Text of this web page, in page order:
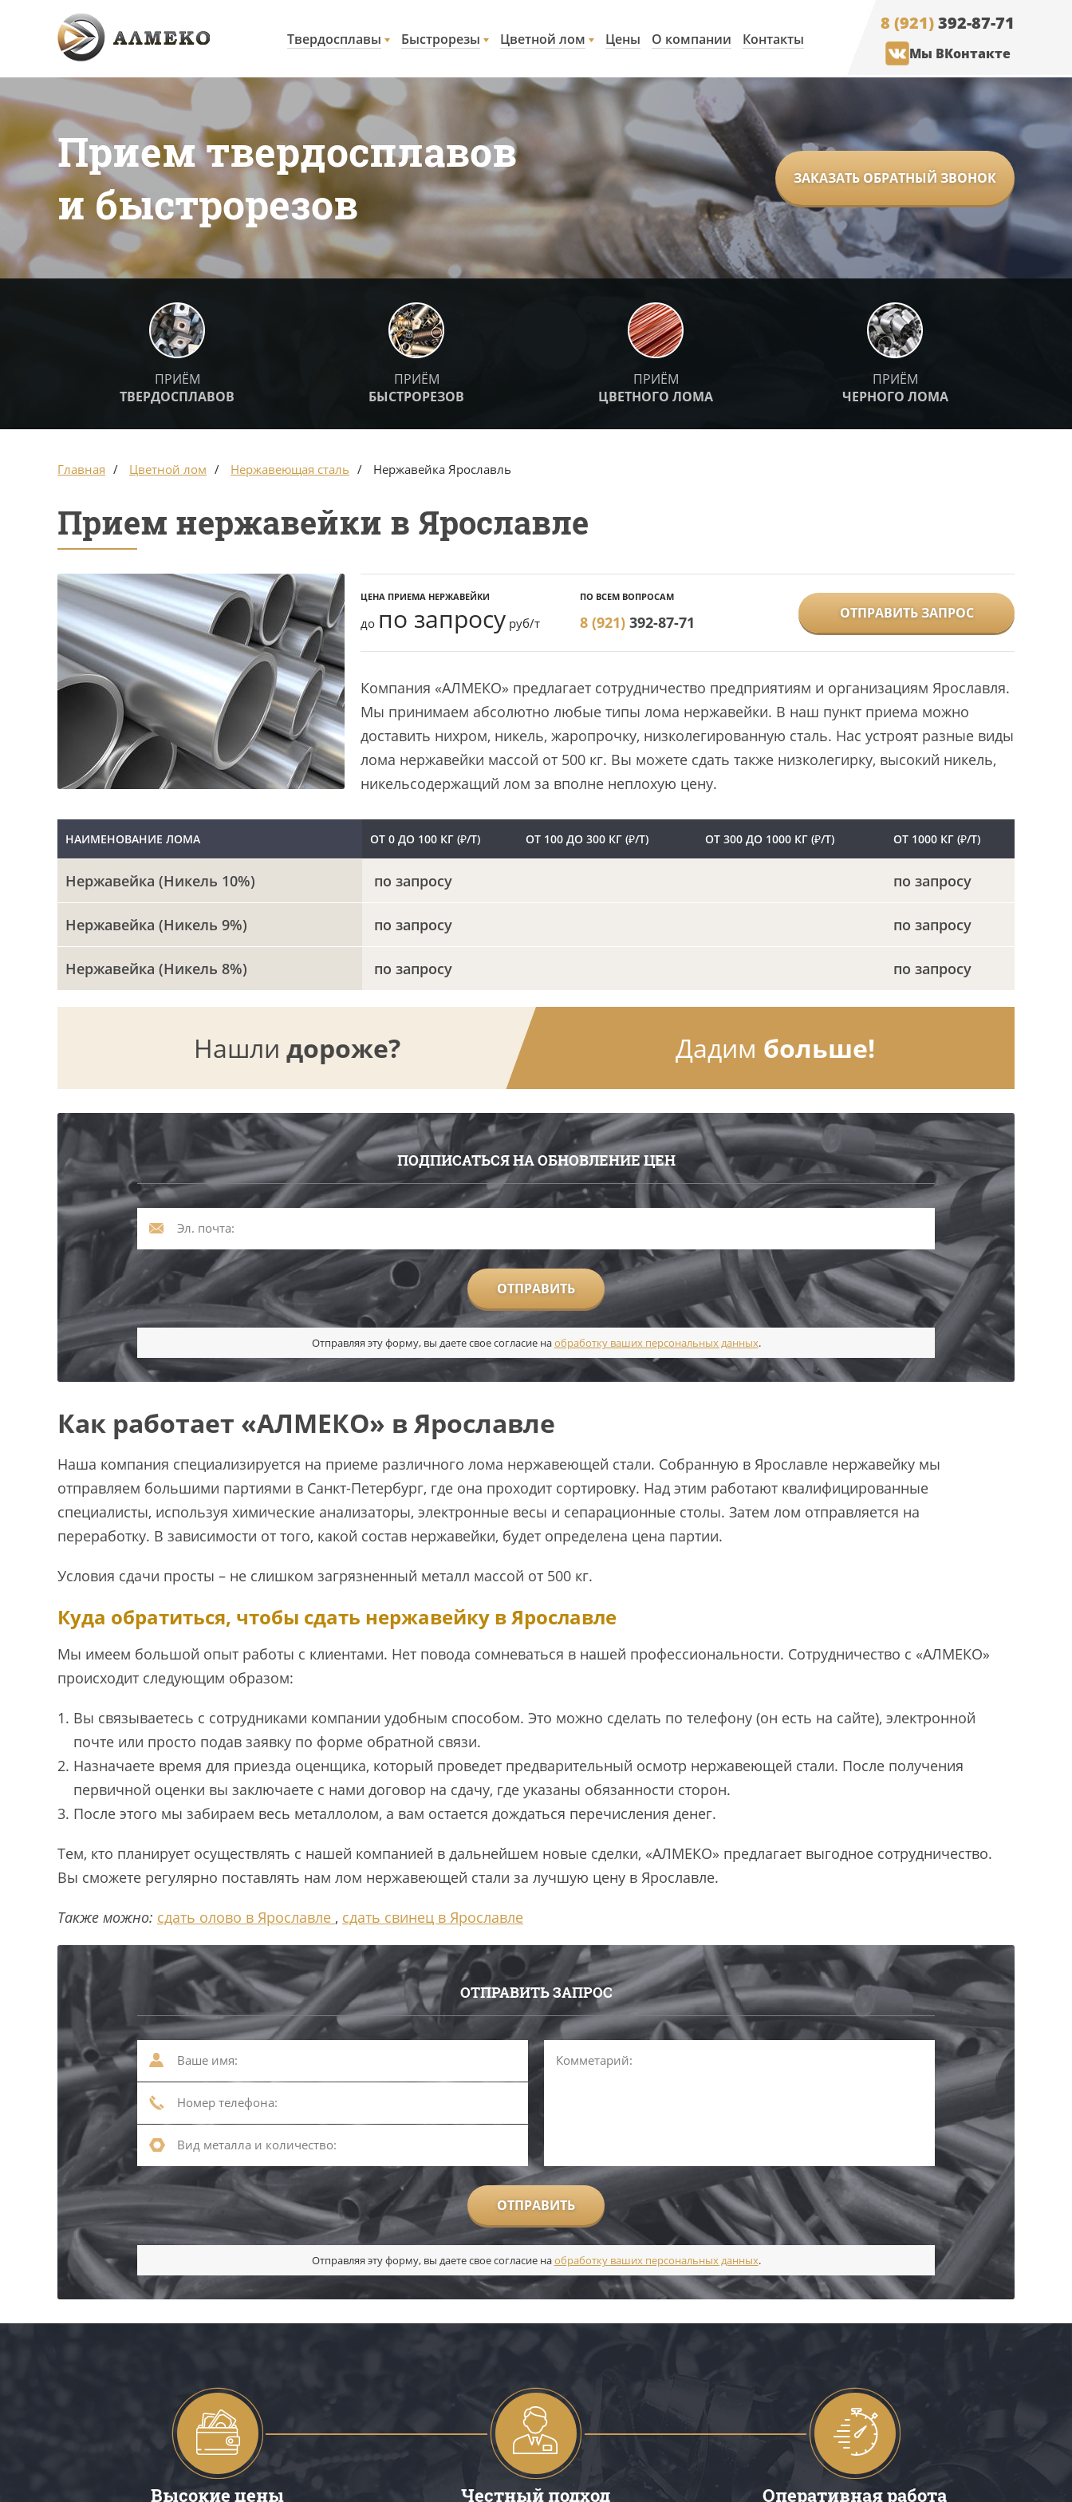
Твердосплавы Быстрорезы Цветной лом Цены О компании Контакты
8 (921)392-87-71
Мы ВКонтакте
Прием твердосплавов
и быстрорезов
ЗАКАЗАТЬ ОБРАТНЫЙ ЗВОНОК
ПРИЁМ
ТВЕРДОСПЛАВОВ
ПРИЁМ
БЫСТРОРЕЗОВ
ПРИЁМ
ЦВЕТНОГО ЛОМА
ПРИЁМ
ЧЕРНОГО ЛОМА
Главная Цветной лом Нержавеющая сталь Нержавейка Ярославль
Прием нержавейки в Ярославле
ЦЕНА ПРИЕМА НЕРЖАВЕЙКИ
до по запросу руб/т
ПО ВСЕМ ВОПРОСАМ
8 (921)392-87-71 ОТПРАВИТЬ ЗАПРОС
Компания «АЛМЕКО» предлагает сотрудничество предприятиям и организациям Ярославля.
Мы принимаем абсолютно любые типы лома нержавейки. В наш пункт приема можно
доставить нихром, никель, жаропрочку, низколегированную сталь. Нас устроят разные виды
лома нержавейки массой от 500 кг. Вы можете сдать также низколегирку, высокий никель,
никельсодержащий лом за вполне неплохую цену.
НАИМЕНОВАНИЕ ЛОМА ОТ 0 ДО 100 КГ (₽/Т) ОТ 100 ДО 300 КГ (₽/Т) ОТ 300 ДО 1000 КГ (₽/Т) ОТ 1000 КГ (₽/Т)
Нержавейка (Никель 10%) по запросу по запросу
Нержавейка (Никель 9%) по запросу по запросу
Нержавейка (Никель 8%) по запросу по запросу
Нашли дороже? Дадим больше!
ПОДПИСАТЬСЯ НА ОБНОВЛЕНИЕ ЦЕН
ОТПРАВИТЬ
Отправляя эту форму, вы даете свое согласие наобработку ваших персональных данных.
Как работает «АЛМЕКО» в Ярославле
Наша компания специализируется на приеме различного лома нержавеющей стали. Собранную в Ярославле нержавейку мы
отправляем большими партиями в Санкт-Петербург, где она проходит сортировку. Над этим работают квалифицированные
специалисты, используя химические анализаторы, электронные весы и сепарационные столы. Затем лом отправляется на
переработку. В зависимости от того, какой состав нержавейки, будет определена цена партии.
Условия сдачи просты – не слишком загрязненный металл массой от 500 кг.
Куда обратиться, чтобы сдать нержавейку в Ярославле
Мы имеем большой опыт работы с клиентами. Нет повода сомневаться в нашей профессиональности. Сотрудничество с «АЛМЕКО»
происходит следующим образом:
Вы связываетесь с сотрудниками компании удобным способом. Это можно сделать по телефону (он есть на сайте), электронной
почте или просто подав заявку по форме обратной связи.
Назначаете время для приезда оценщика, который проведет предварительный осмотр нержавеющей стали. После получения
первичной оценки вы заключаете с нами договор на сдачу, где указаны обязанности сторон.
После этого мы забираем весь металлолом, а вам остается дождаться перечисления денег.
Тем, кто планирует осуществлять с нашей компанией в дальнейшем новые сделки, «АЛМЕКО» предлагает выгодное сотрудничество.
Вы сможете регулярно поставлять нам лом нержавеющей стали за лучшую цену в Ярославле.
Также можно: сдать олово в Ярославле , сдать свинец в Ярославле
ОТПРАВИТЬ ЗАПРОС
ОТПРАВИТЬ
Отправляя эту форму, вы даете свое согласие наобработку ваших персональных данных.
Высокие цены Честный подход Оперативная работа